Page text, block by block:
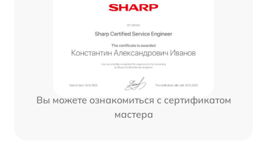
Вы можете ознакомиться с сертификатом
мастера